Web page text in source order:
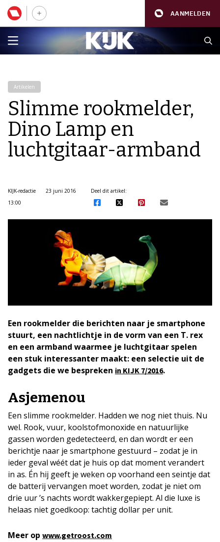
AANMELDEN
Artikelen
Slimme rookmelder,
Dino Lamp en
luchtgitaar-armband
KIJK-redactie
23 juni 2016
13:00
Deel dit artikel:
Een rookmelder die berichten naar je smartphone
stuurt, een nachtlichtje in de vorm van een T. rex
en een armband waarmee je luchtgitaar spelen
een stuk interessanter maakt: een selectie uit de
gadgets die we bespreken in KIJK 7/2016.
Asjemenou
Een slimme rookmelder. Hadden we nog niet thuis. Nu
wel. Rook, vuur, koolstofmonoxide en natuurlijke
gassen worden gedetecteerd, en dan wordt er een
berichtje naar je smartphone gestuurd – zodat je in
ieder geval wéét dat je huis op dat moment verandert
in as. Én hij geeft je weken op voorhand een seintje dat
de batterij vervangen moet worden, zodat je niet om
drie uur ’s nachts wordt wakkergepiept. Al die luxe is
helaas niet goedkoop: tachtig dollar per unit.
Meer op www.getroost.com